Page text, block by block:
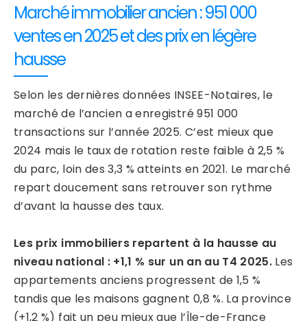
Marché immobilier ancien : 951 000
ventes en 2025 et des prix en légère
hausse
Selon les dernières données INSEE-Notaires, le
marché de l’ancien a enregistré 951 000
transactions sur l’année 2025. C’est mieux que
2024 mais le taux de rotation reste faible à 2,5 %
du parc, loin des 3,3 % atteints en 2021. Le marché
repart doucement sans retrouver son rythme
d’avant la hausse des taux.
Les prix immobiliers repartent à la hausse au
niveau national : +1,1 % sur un an au T4 2025. Les
appartements anciens progressent de 1,5 %
tandis que les maisons gagnent 0,8 %. La province
(+1,2 %) fait un peu mieux que l’Île-de-France